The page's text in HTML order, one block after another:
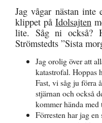
Jag vågar nästan inte
klippet på Idolsajten
lite. Såg ni också?
Strömstedts ”Sista
Jag orolig över att
katastrofal. Hoppas
Fast, vi såg ju förra
stjärnan och också
kommer hända med
Förresten har jag